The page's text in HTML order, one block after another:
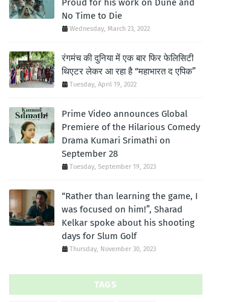
Proud for his work on Dune and
No Time to Die
Wednesday, March 23, 2022
रंगमंच की दुनिया में एक बार फिर फेलिसिटी
थिएटर लेकर आ रहा है “महाभारत द एपिक”
Tuesday, April 19, 2022
Prime Video announces Global
Premiere of the Hilarious Comedy
Drama Kumari Srimathi on
September 28
Tuesday, September 19, 2023
“Rather than learning the game, I
was focused on him!”, Sharad
Kelkar spoke about his shooting
days for Slum Golf
Thursday, November 30, 2023
TAGS